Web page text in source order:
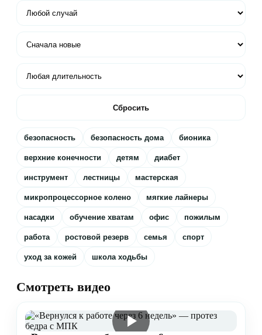
Сбросить
безопасность безопасность дома бионика
верхние конечности детям диабет
инструмент лестницы мастерская
микропроцессорное колено мягкие лайнеры
насадки обучение хватам офис пожилым
работа ростовой резерв семья спорт
уход за кожей школа ходьбы
Смотреть видео